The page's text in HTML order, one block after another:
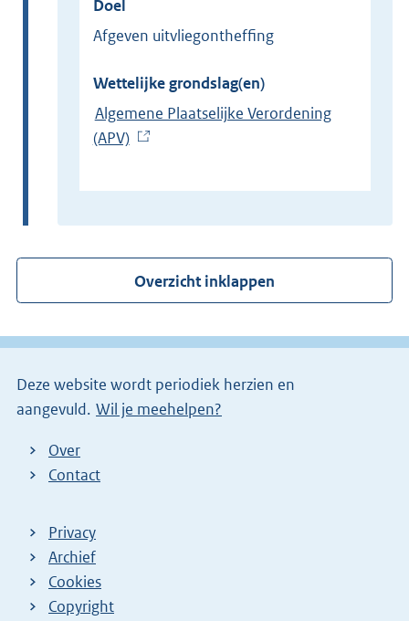
Doel
Afgeven uitvliegontheffing
Wettelijke grondslag(en)
Algemene Plaatselijke Verordening
(APV)(
x
r
n
l
n
k
Overzicht inklappen
Deze website wordt periodiek herzien en
aangevuld. Wil je meehelpen?
Over
Contact
Privacy
Archief
Cookies
Copyright